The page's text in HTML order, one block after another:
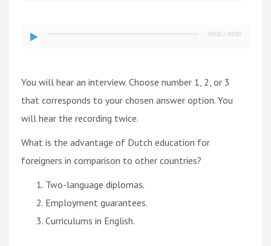
00:00 / 00:00
You will hear an interview. Choose number 1, 2, or 3
that corresponds to your chosen answer option. You
will hear the recording twice.
What is the advantage of Dutch education for
foreigners in comparison to other countries?
Two-language diplomas.
Employment guarantees.
Curriculums in English.